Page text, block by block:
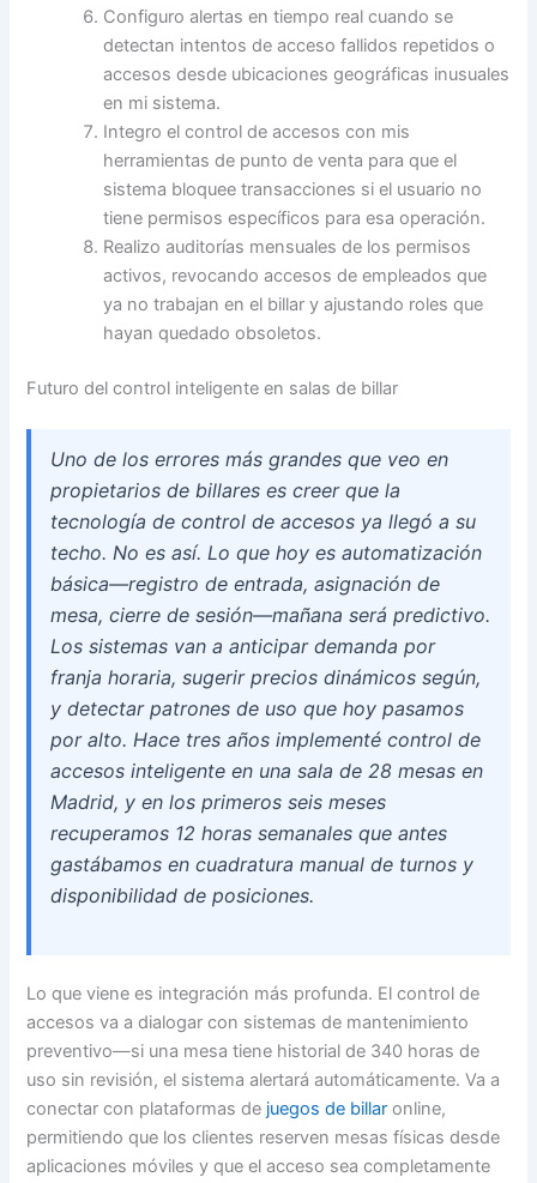
Configuro alertas en tiempo real cuando se
detectan intentos de acceso fallidos repetidos o
accesos desde ubicaciones geográficas inusuales
en mi sistema.
Integro el control de accesos con mis
herramientas de punto de venta para que el
sistema bloquee transacciones si el usuario no
tiene permisos específicos para esa operación.
Realizo auditorías mensuales de los permisos
activos, revocando accesos de empleados que
ya no trabajan en el billar y ajustando roles que
hayan quedado obsoletos.
Futuro del control inteligente en salas de billar
Uno de los errores más grandes que veo en
propietarios de billares es creer que la
tecnología de control de accesos ya llegó a su
techo. No es así. Lo que hoy es automatización
básica—registro de entrada, asignación de
mesa, cierre de sesión—mañana será predictivo.
Los sistemas van a anticipar demanda por
franja horaria, sugerir precios dinámicos según,
y detectar patrones de uso que hoy pasamos
por alto. Hace tres años implementé control de
accesos inteligente en una sala de 28 mesas en
Madrid, y en los primeros seis meses
recuperamos 12 horas semanales que antes
gastábamos en cuadratura manual de turnos y
disponibilidad de posiciones.
Lo que viene es integración más profunda. El control de
accesos va a dialogar con sistemas de mantenimiento
preventivo—si una mesa tiene historial de 340 horas de
uso sin revisión, el sistema alertará automáticamente. Va a
conectar con plataformas de juegos de billar online,
permitiendo que los clientes reserven mesas físicas desde
aplicaciones móviles y que el acceso sea completamente